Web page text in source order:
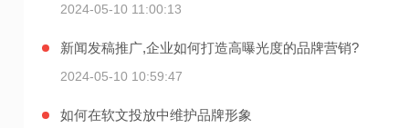
2024-05-10 11:00:13
新闻发稿推广,企业如何打造高曝光度的品牌营销?
2024-05-10 10:59:47
如何在软文投放中维护品牌形象